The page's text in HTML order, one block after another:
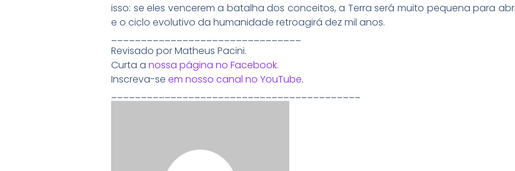
isso: se eles vencerem a batalha dos conceitos, a Terra será muito pequena para
e o ciclo evolutivo da humanidade retroagirá dez mil anos.
Revisado por Matheus Pacini.
Curta a nossa página no Facebook.
Inscreva-se em nosso canal no YouTube.